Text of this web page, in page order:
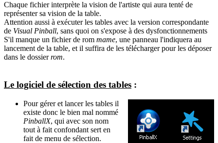
Chaque fichier interprète la vision de l'artiste qui aura tenté de
représenter sa vision de la table.
Attention aussi à exécuter les tables avec la version correspondante
de Visual Pinball, sans quoi on s'expose à des dysfonctionnements
S'il manque un fichier de rom mame, une panneau l'indiquera au
lancement de la table, et il suffira de les télécharger pour les déposer
dans le dossierrom.
Le logiciel de sélection des tables :
Pour gérer et lancer les tables il
existe donc le bien mal nommé
PinballX, qui avec son nom
tout à fait confondant sert en
fait de menu de sélection.